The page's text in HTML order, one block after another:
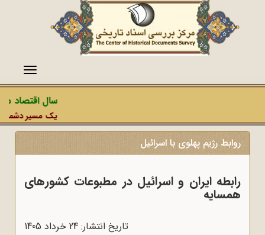
منو
سال اقتصاد
یک مسیر دشمن،
روابط رژیم پهلوی با اسرائیل
رابطه ایران و اسرائیل در مطبوعات کشورهای
همسایه
تاریخ انتشار: 24 خرداد 1405